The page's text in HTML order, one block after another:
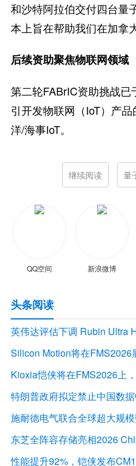
和沙特阿拉伯交付四台量
本上旨在帮助我们在加拿
后续资助聚焦物联网领域
第二轮FABrIC资助挑战
引开发物联网（IoT）产
洋/海事IoT。
继续阅读 量
QQ空间 新浪微博
头条阅读
特朗普政府拟定禁止中国数